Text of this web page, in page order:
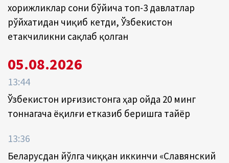
хорижликлар сони бўйича топ-3 давлатлар
рўйхатидан чиқиб кетди, Ўзбекистон
етакчиликни сақлаб қолган
05.08.2026
13:44
Ўзбекистон Қирғизистонга ҳар ойда 20 минг
тоннагача ёқилғи етказиб беришга тайёр
13:36
Беларусдан йўлга чиққан иккинчи «Славянский